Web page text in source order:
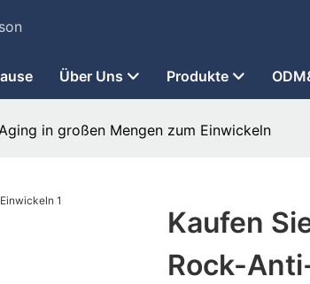
Über Uns Produkte
in großen Mengen zum Einwickeln
Kaufen
Rock-